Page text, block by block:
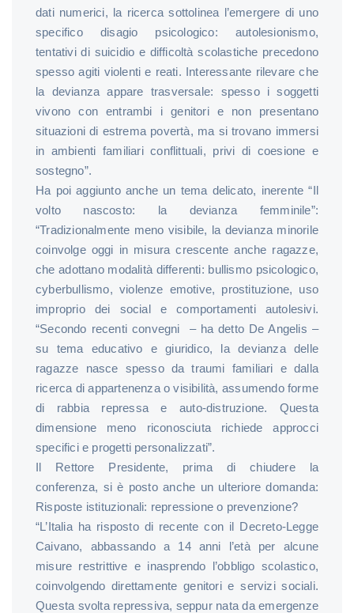
dati numerici, la ricerca sottolinea l’emergere di uno
specifico disagio psicologico: autolesionismo,
tentativi di suicidio e difficoltà scolastiche precedono
spesso agiti violenti e reati. Interessante rilevare che
la devianza appare trasversale: spesso i soggetti
vivono con entrambi i genitori e non presentano
situazioni di estrema povertà, ma si trovano immersi
in ambienti familiari conflittuali, privi di coesione e
sostegno”.
Ha poi aggiunto anche un tema delicato, inerente “Il
volto nascosto: la devianza femminile”:
“Tradizionalmente meno visibile, la devianza minorile
coinvolge oggi in misura crescente anche ragazze,
che adottano modalità differenti: bullismo psicologico,
cyberbullismo, violenze emotive, prostituzione, uso
improprio dei social e comportamenti autolesivi.
“Secondo recenti convegni – ha detto De Angelis –
su tema educativo e giuridico, la devianza delle
ragazze nasce spesso da traumi familiari e dalla
ricerca di appartenenza o visibilità, assumendo forme
di rabbia repressa e auto-distruzione. Questa
dimensione meno riconosciuta richiede approcci
specifici e progetti personalizzati”.
Il Rettore Presidente, prima di chiudere la
conferenza, si è posto anche un ulteriore domanda:
Risposte istituzionali: repressione o prevenzione?
“L’Italia ha risposto di recente con il Decreto-Legge
Caivano, abbassando a 14 anni l’età per alcune
misure restrittive e inasprendo l’obbligo scolastico,
coinvolgendo direttamente genitori e servizi sociali.
Questa svolta repressiva, seppur nata da emergenze